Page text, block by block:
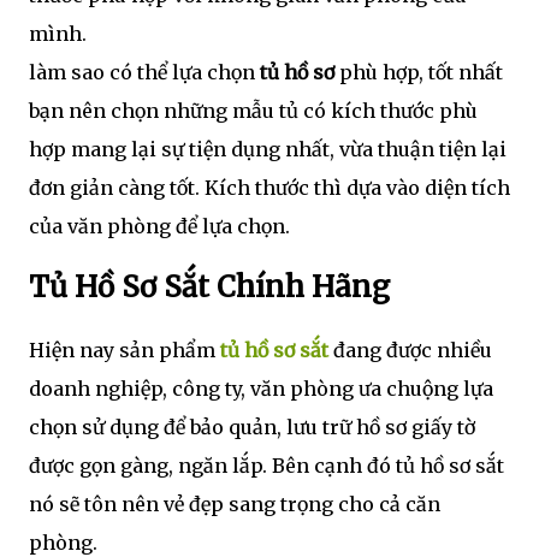
mình.
làm sao có thể lựa chọntủ hồ sơphù hợp, tốt nhất
bạn nên chọn những mẫu tủ có kích thước phù
hợp mang lại sự tiện dụng nhất, vừa thuận tiện lại
đơn giản càng tốt. Kích thước thì dựa vào diện tích
của văn phòng để lựa chọn.
Tủ Hồ Sơ Sắt Chính Hãng
Hiện nay sản phẩmtủ hồ sơ sắtđang được nhiều
doanh nghiệp, công ty, văn phòng ưa chuộng lựa
chọn sử dụng để bảo quản, lưu trữ hồ sơ giấy tờ
được gọn gàng, ngăn lắp. Bên cạnh đó tủ hồ sơ sắt
nó sẽ tôn nên vẻ đẹp sang trọng cho cả căn
phòng.